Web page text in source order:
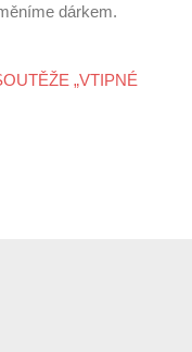
dárkem.
„VTIPNÉ